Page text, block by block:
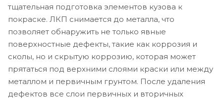
тщательная подготовка элементов кузова к
покраске. ЛКП снимается до металла, что
позволяет обнаружить не только явные
поверхностные дефекты, такие как коррозия и
сколы, но и скрытую коррозию, которая может
прятаться под верхними слоями краски или между
металлом и первичным грунтом. После удаления
дефектов все слои первичных и вторичных